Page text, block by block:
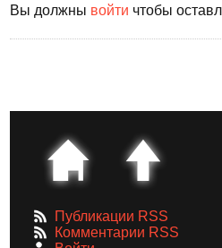
Вы должны войти чтобы
Публикации RSS
Комментарии RSS